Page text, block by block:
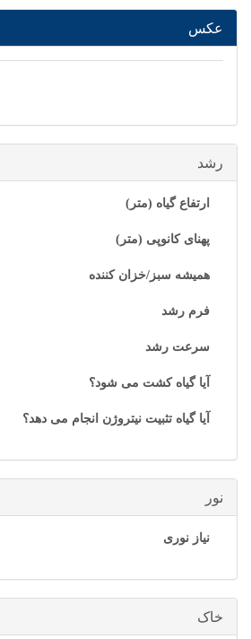
عکس
رشد
ارتفاع گیاه (متر)
پهنای کانوپی (متر)
همیشه سبز/خزان کننده
فرم رشد
سرعت رشد
آیا گیاه کشت می شود؟
آیا گیاه تثبیت نیتروژن انجام می دهد؟
نور
نیاز نوری
خاک